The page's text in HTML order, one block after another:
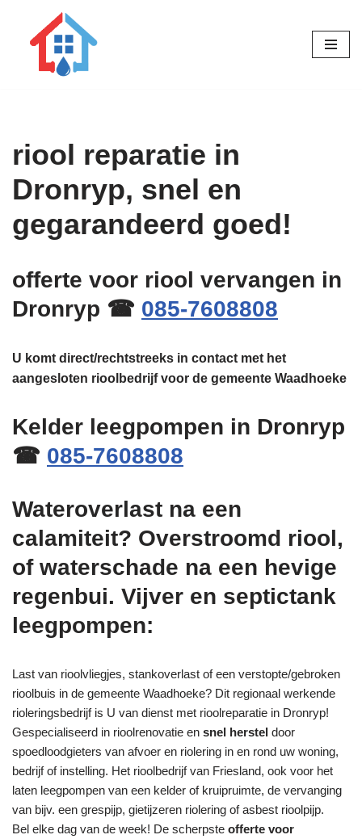
riool reparatie in
Dronryp, snel en
gegarandeerd goed!
offerte voor riool vervangen in
Dronryp ☎ 085-7608808
U komt direct/rechtstreeks in contact met het
aangesloten rioolbedrijf voor de gemeente Waadhoeke
Kelder leegpompen in Dronryp
☎ 085-7608808
Wateroverlast na een
calamiteit? Overstroomd riool,
of waterschade na een hevige
regenbui. Vijver en septictank
leegpompen:
Last van rioolvliegjes, stankoverlast of een verstopte/gebroken
rioolbuis in de gemeente Waadhoeke? Dit regionaal werkende
rioleringsbedrijf is U van dienst met rioolreparatie in Dronryp!
Gespecialiseerd in rioolrenovatie en snel herstel door
spoedloodgieters van afvoer en riolering in en rond uw woning,
bedrijf of instelling. Het rioolbedrijf van Friesland, ook voor het
laten leegpompen van een kelder of kruipruimte, de vervanging
van bijv. een grespijp, gietijzeren riolering of asbest rioolpijp.
Bel elke dag van de week! De scherpste offerte voor